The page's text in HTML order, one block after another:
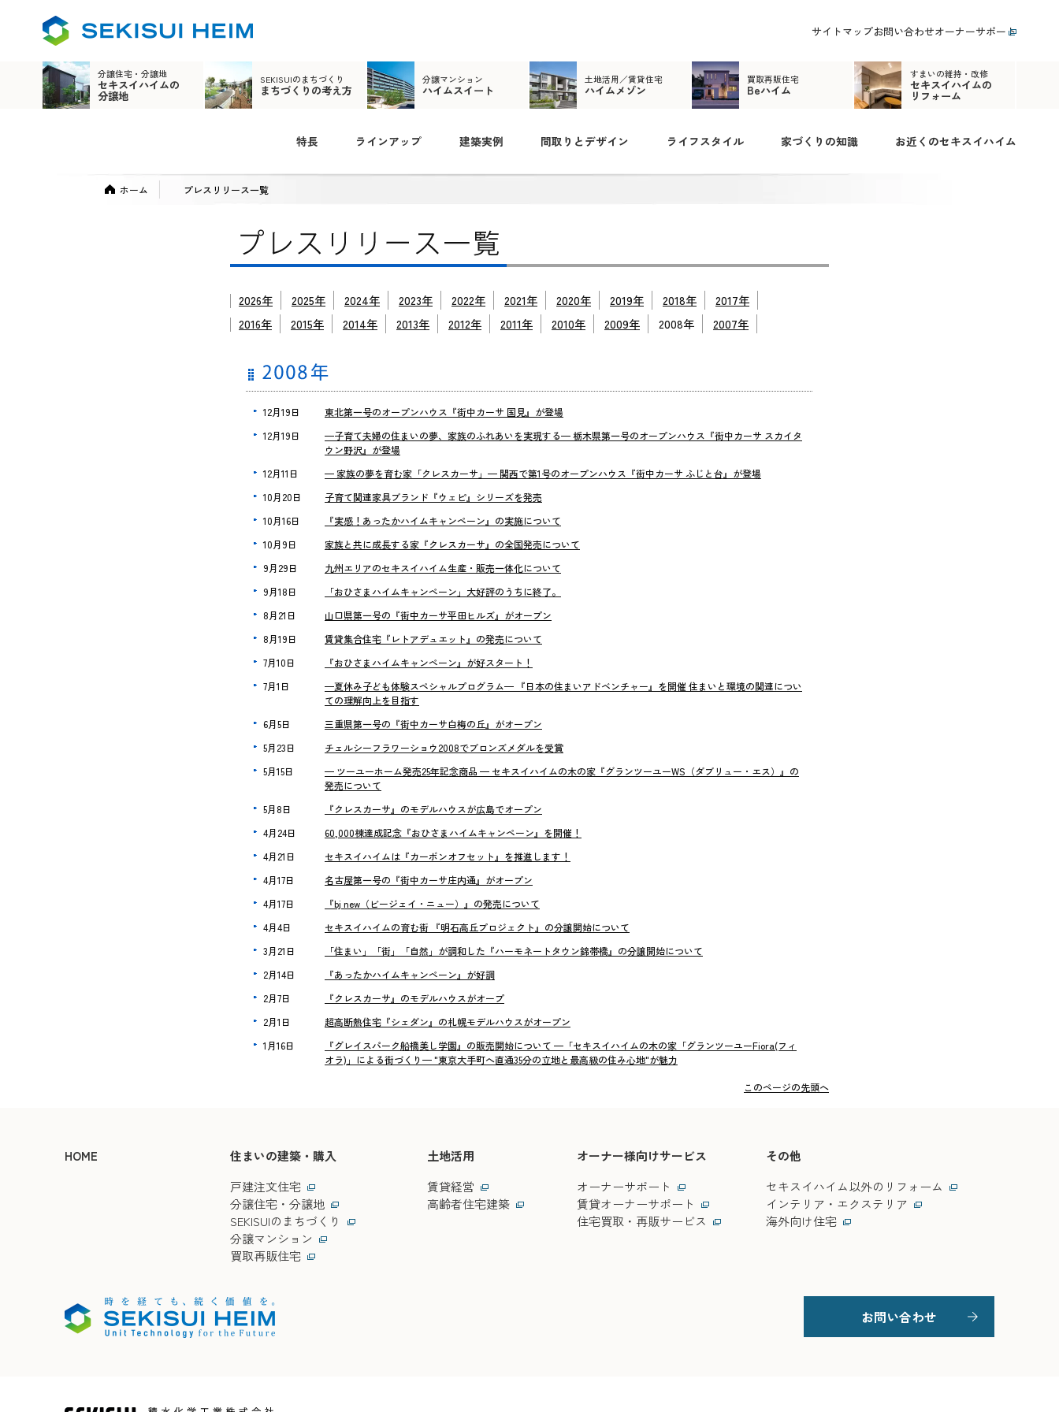
サイトマップお問い合わせオーナーサポート
分譲住宅・分譲地
セキスイハイムの
分譲地
SEKISUIのまちづくり
まちづくりの考え方
分譲マンション
ハイムスイート
土地活用／賃貸住宅
ハイムメゾン
買取再販住宅
Beハイム
すまいの維持・改修
セキスイハイムの
リフォーム
特長 ラインアップ 建築実例 間取りとデザイン ライフスタイル 家づくりの知識 お近くのセキスイハイム
ホーム プレスリリース一覧
2026年 2025年 2024年 2023年 2022年 2021年 2020年 2019年 2018年
2017年
2016年
2015年 2014年 2013年 2012年 2011年 2010年 2009年 2008年 2007年
12月19日
東北第一号のオープンハウス『街中カーサ 国見』が登場
12月19日
—子育て夫婦の住まいの夢、家族のふれあいを実現する— 栃木県第一号のオープンハウス『街中カーサ スカイタ
ウン野沢』が登場
12月11日
— 家族の夢を育む家「クレスカーサ」— 関西で第1号のオープンハウス『街中カーサ ふじと台』が登場
10月20日
子育て関連家具ブランド『ウェピ』シリーズを発売
10月16日
『実感！あったかハイムキャンペーン』の実施について
10月9日
家族と共に成長する家『クレスカーサ』の全国発売について
9月29日
九州エリアのセキスイハイム生産・販売一体化について
9月18日
「おひさまハイムキャンペーン」大好評のうちに終了。
8月21日
山口県第一号の『街中カーサ平田ヒルズ』がオープン
8月19日
賃貸集合住宅『レトアデュエット』の発売について
7月10日
『おひさまハイムキャンペーン』が好スタート！
7月1日
—夏休み子ども体験スペシャルプログラム— 『日本の住まいアドベンチャー』を開催 住まいと環境の関連につい
ての理解向上を目指す
6月5日
三重県第一号の『街中カーサ白梅の丘』がオープン
5月23日
チェルシーフラワーショウ2008でブロンズメダルを受賞
5月15日
— ツーユーホーム発売25年記念商品 — セキスイハイムの木の家『グランツーユーWS（ダブリュー・エス）』の
発売について
5月8日
『クレスカーサ』のモデルハウスが広島でオープン
4月24日
60,000棟達成記念『おひさまハイムキャンペーン』を開催！
4月21日
セキスイハイムは『カーボンオフセット』を推進します！
4月17日
名古屋第一号の『街中カーサ庄内通』がオープン
4月17日
『bj new（ビージェイ・ニュー）』の発売について
4月4日
セキスイハイムの育む街 『明石高丘プロジェクト』の分譲開始について
3月21日
「住まい」「街」「自然」が調和した『ハーモネートタウン錦帯橋』の分譲開始について
2月14日
『あったかハイムキャンペーン』が好調
2月7日
『クレスカーサ』のモデルハウスがオープ
2月1日
超高断熱住宅『シェダン』の札幌モデルハウスがオープン
1月16日
『グレイスパーク船橋美し学園』の販売開始について —「セキスイハイムの木の家「グランツーユーFiora(フィ
オラ)」による街づくり— "東京大手町へ直通35分の立地と最高級の住み心地"が魅力
このページの先頭へ
HOME
住まいの建築・購入
戸建注文住宅
分譲住宅・分譲地
SEKISUIのまちづくり
分譲マンション
買取再販住宅
土地活用
賃貸経営
高齢者住宅建築
オーナー様向けサービス
オーナーサポート
賃貸オーナーサポート
住宅買取・再販サービス
その他
セキスイハイム以外のリフォーム
インテリア・エクステリア
海外向け住宅
お問い合わせ